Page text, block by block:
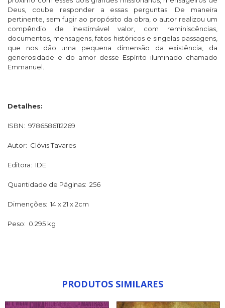
Deus, coube responder a essas perguntas. De maneira
pertinente, sem fugir ao propósito da obra, o autor realizou um
compêndio de inestimável valor, com reminiscências,
documentos, mensagens, fatos históricos e singelas passagens,
que nos dão uma pequena dimensão da existência, da
generosidade e do amor desse Espírito iluminado chamado
Emmanuel.
Detalhes:
ISBN: 9786586112269
Autor: Clóvis Tavares
Editora: IDE
Quantidade de Páginas: 256
Dimenções: 14 x 21 x 2cm
Peso: 0.295 kg
PRODUTOS SIMILARES